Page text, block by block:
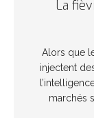
La
Alors que
injectent
marchés